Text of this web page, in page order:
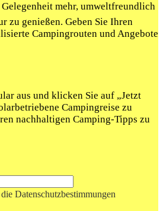
mehr, umweltfreundlich
zu genießen. Geben Sie Ihren
Campingrouten und Angebote
aus und klicken Sie auf „Jetzt
Campingreise zu
nachhaltigen Camping-Tipps zu
Datenschutzbestimmungen